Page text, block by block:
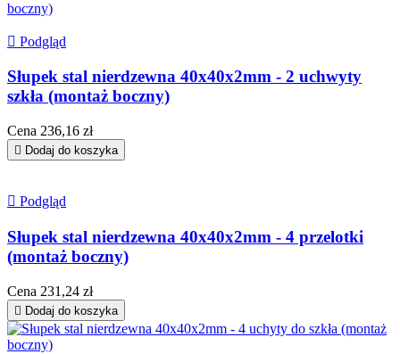
 Podgląd
Słupek stal nierdzewna 40x40x2mm - 2 uchwyty
szkła (montaż boczny)
Cena 236,16 zł
 Dodaj do koszyka
 Podgląd
Słupek stal nierdzewna 40x40x2mm - 4 przelotki
(montaż boczny)
Cena 231,24 zł
 Dodaj do koszyka